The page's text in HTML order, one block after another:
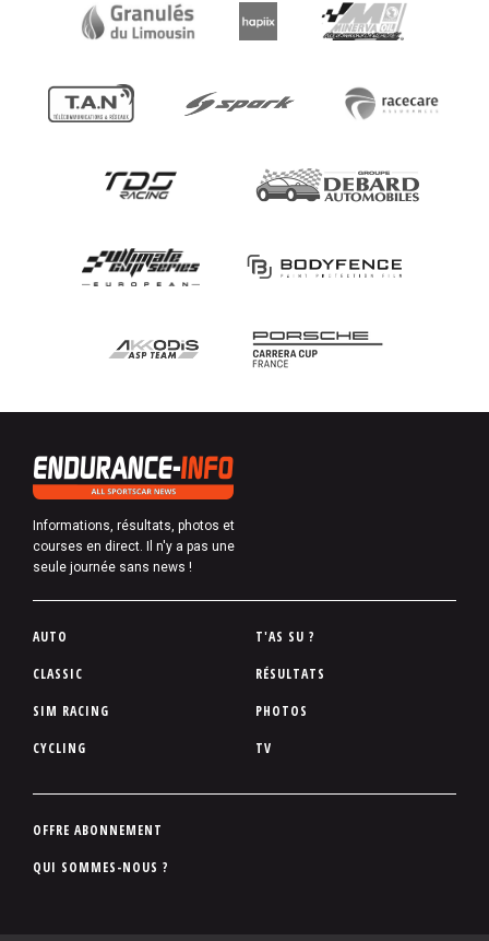
Informations, résultats, photos et
courses en direct. Il n'y a pas une
seule journée sans news !
P
d
d
p
e
AUTO
CLASSIC
SIM RACING
CYCLING
T'AS SU ?
RÉSULTATS
PHOTOS
TV
P
d
OFFRE ABONNEMENT
QUI SOMMES-NOUS ?